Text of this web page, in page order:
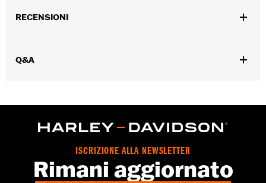
Istruzioni di installazione
Contenuto della confezione:
Medaglione frizione, bulloneria di
RECENSIONI
Q&A
ISCRIZIONE ALLA NEWSLETTER
Rimani aggiornato